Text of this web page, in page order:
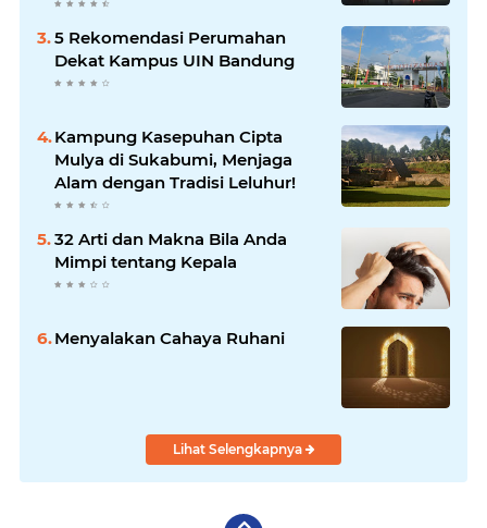
5 Rekomendasi Perumahan
Dekat Kampus UIN Bandung
Kampung Kasepuhan Cipta
Mulya di Sukabumi, Menjaga
Alam dengan Tradisi Leluhur!
32 Arti dan Makna Bila Anda
Mimpi tentang Kepala
Menyalakan Cahaya Ruhani
Lihat Selengkapnya